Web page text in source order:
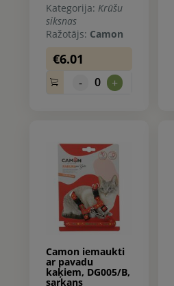
Kategorija: Krūšu
siksnas
Ražotājs: Camon
€6.01
- 0 +
Camon iemaukti
ar pavadu
kaķiem, DG005/B,
sarkans